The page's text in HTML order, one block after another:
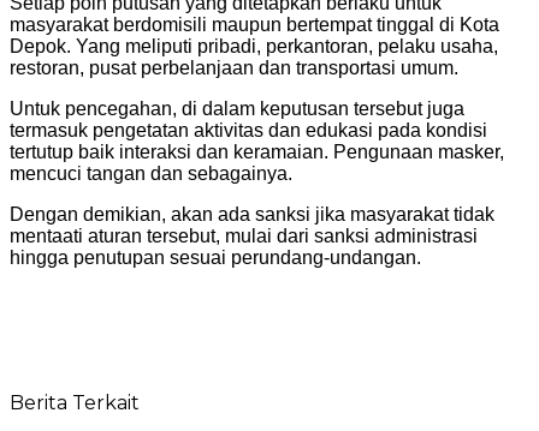
masyarakat berdomisili maupun bertempat tinggal di Kota
Depok. Yang meliputi pribadi, perkantoran, pelaku usaha,
restoran, pusat perbelanjaan dan transportasi umum.
Untuk pencegahan, di dalam keputusan tersebut juga
termasuk pengetatan aktivitas dan edukasi pada kondisi
tertutup baik interaksi dan keramaian. Pengunaan masker,
mencuci tangan dan sebagainya.
Dengan demikian, akan ada sanksi jika masyarakat tidak
mentaati aturan tersebut, mulai dari sanksi administrasi
hingga penutupan sesuai perundang-undangan.
Berita Terkait